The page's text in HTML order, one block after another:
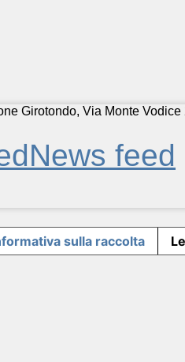
Girotondo, Via Monte Vodice
News feed
sulla raccolta